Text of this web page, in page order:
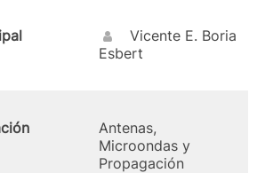
Vicente E. Boria
Esbert
Antenas,
Microondas y
Propagación